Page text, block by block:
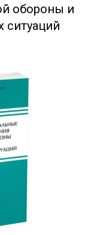
обороны и
ситуаций